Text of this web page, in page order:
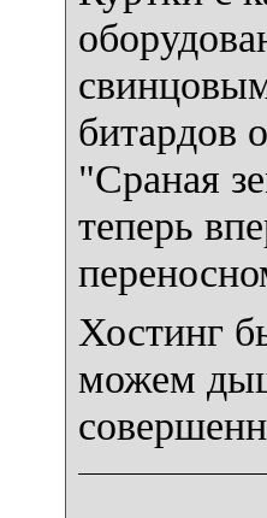
битардов
"Сраная
теперь
Хостинг
можем